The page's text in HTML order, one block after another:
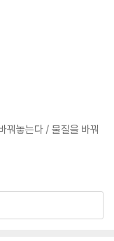
살짝 돌리면 실제로
역시 시각만 살짝 바꿔
생각을 읽고 변화하는
다. 이게 바로 양자
인, 하이젠베르크, 보
이 숱한 실험을 통해 입
가려져 일반 대중에게
꿔놓는다 / 물질을 바꿔
읽는다